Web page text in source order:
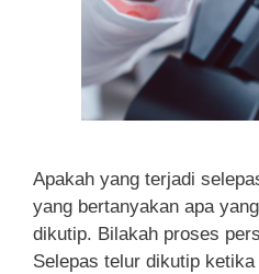
Apakah yang terjadi
yang bertanyakan apa
dikutip. Bilakah proses
Selepas telur dikutip